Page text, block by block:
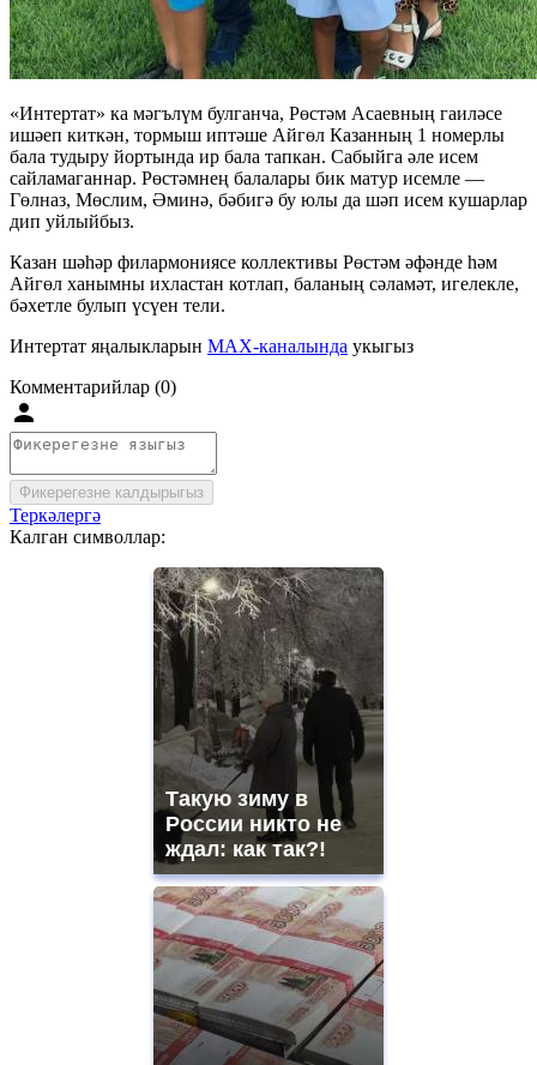
«Интертат» ка мәгълүм булганча, Рөстәм Асаевның гаиләсе
ишәеп киткән, тормыш иптәше Айгөл Казанның 1 номерлы
бала тудыру йортында ир бала тапкан. Сабыйга әле исем
сайламаганнар. Рөстәмнең балалары бик матур исемле —
Гөлназ, Мөслим, Әминә, бәбигә бу юлы да шәп исем кушарлар
дип уйлыйбыз.
Казан шәһәр филармониясе коллективы Рөстәм әфәнде һәм
Айгөл ханымны ихластан котлап, баланың сәламәт, игелекле,
бәхетле булып үсүен тели.
Интертат яңалыкларын MAX-каналында укыгыз
Комментарийлар (0)
Фикерегезне калдырыгыз
Теркәлергә
Калган символлар:
Такую зиму в
России никто не
ждал: как так?!